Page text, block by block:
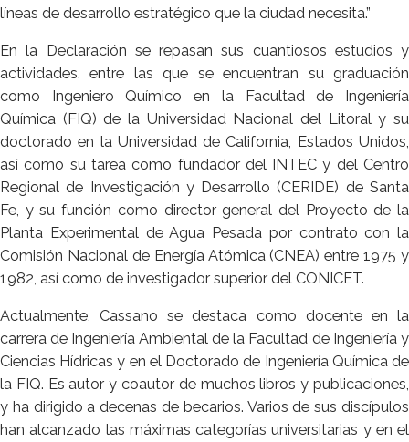
líneas de desarrollo estratégico que la ciudad necesita.”
En la Declaración se repasan sus cuantiosos estudios y
actividades, entre las que se encuentran su graduación
como Ingeniero Químico en la Facultad de Ingeniería
Química (FIQ) de la Universidad Nacional del Litoral y su
doctorado en la Universidad de California, Estados Unidos,
así como su tarea como fundador del INTEC y del Centro
Regional de Investigación y Desarrollo (CERIDE) de Santa
Fe, y su función como director general del Proyecto de la
Planta Experimental de Agua Pesada por contrato con la
Comisión Nacional de Energía Atómica (CNEA) entre 1975 y
1982, así como de investigador superior del CONICET.
Actualmente, Cassano se destaca como docente en la
carrera de Ingeniería Ambiental de la Facultad de Ingeniería y
Ciencias Hídricas y en el Doctorado de Ingeniería Química de
la FIQ. Es autor y coautor de muchos libros y publicaciones,
y ha dirigido a decenas de becarios. Varios de sus discípulos
han alcanzado las máximas categorías universitarias y en el